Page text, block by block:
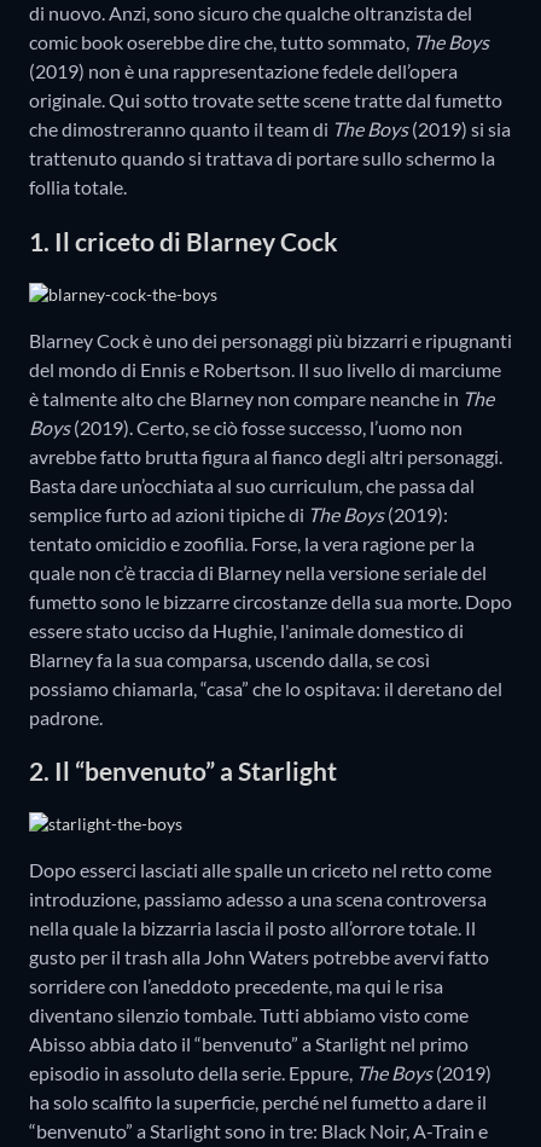
di nuovo. Anzi, sono sicuro che qualche oltranzista del
comic book oserebbe dire che, tutto sommato, The Boys
(2019) non è una rappresentazione fedele dell’opera
originale. Qui sotto trovate sette scene tratte dal fumetto
che dimostreranno quanto il team di The Boys(2019) si sia
trattenuto quando si trattava di portare sullo schermo la
follia totale.
1. Il criceto di Blarney Cock
Blarney Cock è uno dei personaggi più bizzarri e ripugnanti
del mondo di Ennis e Robertson. Il suo livello di marciume
è talmente alto che Blarney non compare neanche in The
Boys(2019). Certo, se ciò fosse successo, l’uomo non
avrebbe fatto brutta figura al fianco degli altri personaggi.
Basta dare un’occhiata al suo curriculum, che passa dal
semplice furto ad azioni tipiche di The Boys(2019):
tentato omicidio e zoofilia. Forse, la vera ragione per la
quale non c’è traccia di Blarney nella versione seriale del
fumetto sono le bizzarre circostanze della sua morte. Dopo
essere stato ucciso da Hughie, l'animale domestico di
Blarney fa la sua comparsa, uscendo dalla, se così
possiamo chiamarla, “casa” che lo ospitava: il deretano del
padrone.
2. Il “benvenuto” a Starlight
Dopo esserci lasciati alle spalle un criceto nel retto come
introduzione, passiamo adesso a una scena controversa
nella quale la bizzarria lascia il posto all’orrore totale. Il
gusto per il trash alla John Waters potrebbe avervi fatto
sorridere con l’aneddoto precedente, ma qui le risa
diventano silenzio tombale. Tutti abbiamo visto come
Abisso abbia dato il “benvenuto” a Starlight nel primo
episodio in assoluto della serie. Eppure, The Boys(2019)
ha solo scalfito la superficie, perché nel fumetto a dare il
“benvenuto” a Starlight sono in tre: Black Noir, A-Train e